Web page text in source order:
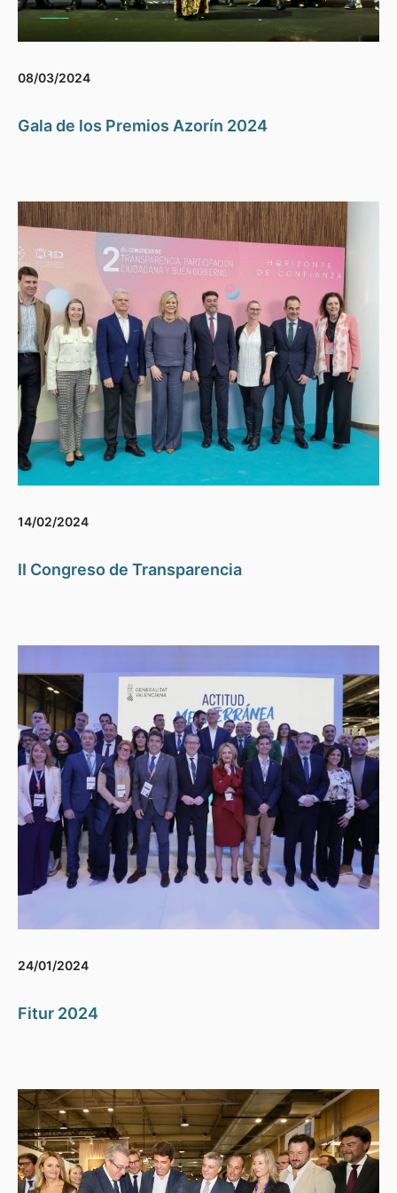
08/03/2024
Gala de los Premios Azorín 2024
14/02/2024
II Congreso de Transparencia
24/01/2024
Fitur 2024